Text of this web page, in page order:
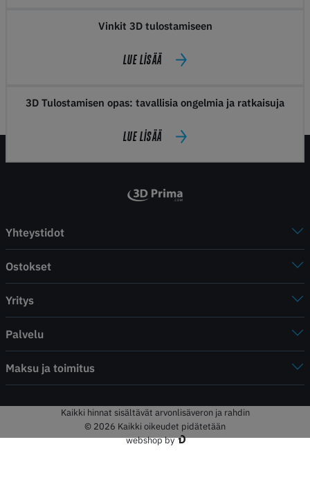
Vinkit 3D tulostamiseen
LUE LISÄÄ
3D Tulostamisen opas: tavallisia ongelmia ja ratkaisuja
LUE LISÄÄ
Yhteystidot
Ostokset
Yritys
Palvelu
Maksu ja toimitus
Kaikki hinnat sisältävät arvonlisäveron ja rahdin
© 2026 Kaikki oikeudet pidätetään
webshop by